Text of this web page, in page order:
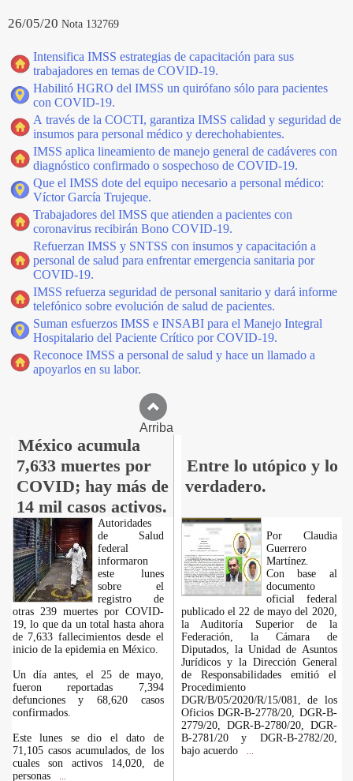
26/05/20 Nota 132769
Intensifica IMSS estrategias de capacitación para sus
trabajadores en temas de COVID-19.
Habilitó HGRO del IMSS un quirófano sólo para pacientes
con COVID-19.
A través de la COCTI, garantiza IMSS calidad y seguridad de
insumos para personal médico y derechohabientes.
IMSS aplica lineamiento de manejo general de cadáveres con
diagnóstico confirmado o sospechoso de COVID-19.
Que el IMSS dote del equipo necesario a personal médico:
Víctor García Trujeque.
Trabajadores del IMSS que atienden a pacientes con
coronavirus recibirán Bono COVID-19.
Refuerzan IMSS y SNTSS con insumos y capacitación a
personal de salud para enfrentar emergencia sanitaria por
COVID-19.
IMSS refuerza seguridad de personal sanitario y dará informe
telefónico sobre evolución de salud de pacientes.
Suman esfuerzos IMSS e INSABI para el Manejo Integral
Hospitalario del Paciente Crítico por COVID-19.
Reconoce IMSS a personal de salud y hace un llamado a
apoyarlos en su labor.
Arriba
México acumula
7,633 muertes por
COVID; hay más de
14 mil casos activos.
Entre lo utópico y lo
verdadero.
Autoridades
de Salud
federal
informaron
este lunes
sobre el
registro de
otras 239 muertes por COVID-
19, lo que da un total hasta ahora
de 7,633 fallecimientos desde el
inicio de la epidemia en México.
Un día antes, el 25 de mayo,
fueron reportadas 7,394
defunciones y 68,620 casos
confirmados.
Este lunes se dio el dato de
71,105 casos acumulados, de los
cuales son activos 14,020, de
personas
Por Claudia
Guerrero
Martínez.
Con base al
documento
oficial federal
publicado el 22 de mayo del 2020,
la Auditoría Superior de la
Federación, la Cámara de
Diputados, la Unidad de Asuntos
Jurídicos y la Dirección General
de Responsabilidades emitió el
Procedimiento
DGR/B/05/2020/R/15/081, de los
Oficios DGR-B-2778/20, DGR-B-
2779/20, DGR-B-2780/20, DGR-
B-2781/20 y DGR-B-2782/20,
bajo acuerdo